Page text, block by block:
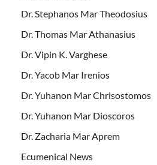
Dr. Stephanos Mar Theodosius
Dr. Thomas Mar Athanasius
Dr. Vipin K. Varghese
Dr. Yacob Mar Irenios
Dr. Yuhanon Mar Chrisostomos
Dr. Yuhanon Mar Dioscoros
Dr. Zacharia Mar Aprem
Ecumenical News